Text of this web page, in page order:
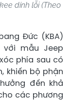
dính lỗi (Theo
Đức (KBA)
mẫu Jeep
phía sau có
khiến bộ phận
đến khả
các phương